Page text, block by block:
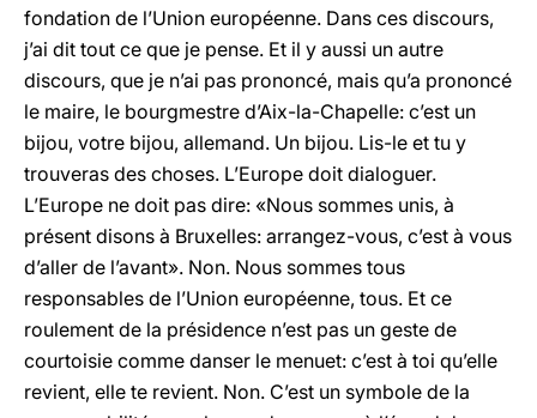
fondation de l’Union européenne. Dans ces discours,
j’ai dit tout ce que je pense. Et il y aussi un autre
discours, que je n’ai pas prononcé, mais qu’a prononcé
le maire, le bourgmestre d’Aix-la-Chapelle: c’est un
bijou, votre bijou, allemand. Un bijou. Lis-le et tu y
trouveras des choses. L’Europe doit dialoguer.
L’Europe ne doit pas dire: «Nous sommes unis, à
présent disons à Bruxelles: arrangez-vous, c’est à vous
d’aller de l’avant». Non. Nous sommes tous
responsables de l’Union européenne, tous. Et ce
roulement de la présidence n’est pas un geste de
courtoisie comme danser le menuet: c’est à toi qu’elle
revient, elle te revient. Non. C’est un symbole de la